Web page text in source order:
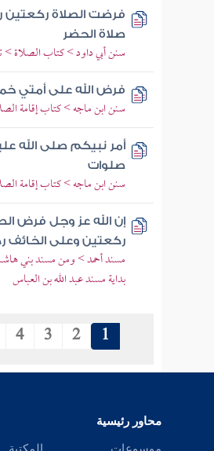
فرضت الصلاة ركعتين
صلاة الحضر
سنن أبي داود > كتاب الصلاة >
فرض الله على أمتي
سنن ابن ماجه > كتاب إقامة
أمر نبيكم صلى الله
صلوات
سنن ابن ماجه > كتاب إقامة
إن الله عز وجل فرض
ركعتين وعلى الخائف
مسند أحمد > ومن مسند بني
بداية مسند عبد الله بن العباس
1
2
3
4
محاور رئيسية